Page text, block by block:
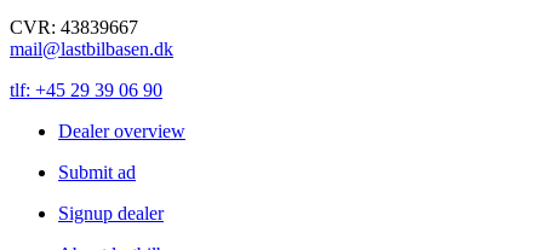
CVR: 43839667
mail@lastbilbasen.dk
tlf: +45 29 39 06 90
Dealer overview
Submit ad
Signup dealer